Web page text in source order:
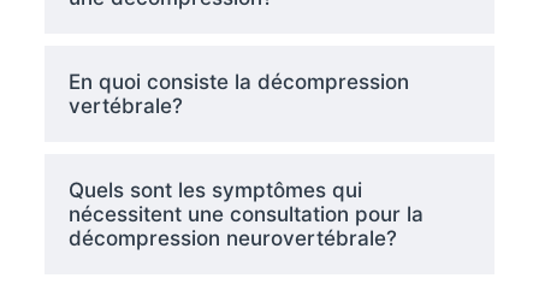
En quoi consiste la décompression
vertébrale?
Quels sont les symptômes qui
nécessitent une consultation pour la
décompression neurovertébrale?